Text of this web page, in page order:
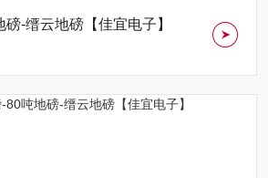
-缙云地磅【佳宜电子】